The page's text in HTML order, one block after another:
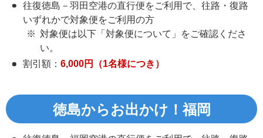
往復徳島－羽田空港の直行便をご利用で、 往路・復路
いずれかで対象便をご利用の方
対象便は以下「対象便について」をご確認くださ
い。
割引額： 6,000円（1名様につき）
徳島からお出かけ！福岡